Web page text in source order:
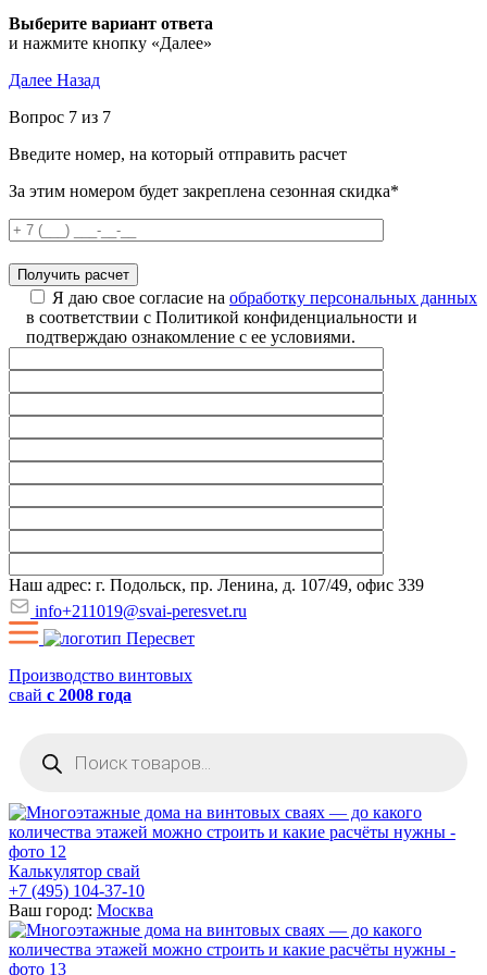
Выберите вариант ответа
и нажмите кнопку «Далее»
Далее Назад
Вопрос 7 из 7
Введите номер, на который отправить расчет
За этим номером будет закреплена сезонная скидка*
Я даю свое согласие на обработку персональных данных
в соответствии с Политикой конфиденциальности и
подтверждаю ознакомление с ее условиями.
Наш адрес: г. Подольск, пр. Ленина, д. 107/49, офис 339
info+211019@svai-peresvet.ru
Производство винтовых
свай с 2008 года
товаров
Калькулятор свай
+7 (495) 104-37-10
Ваш город: Москва